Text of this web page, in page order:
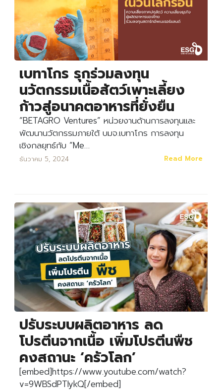
เบทาโกร รุกร่วมลงทุน
นวัตกรรมเนื้อสัตว์เพาะเลี้ยง
ก้าวสู่อนาคตอาหารที่ยั่งยืน
“BETAGRO Ventures” หน่วยงานด้านการลงทุนและ
พัฒนานวัตกรรมภายใต้ บมจ.เบทาโกร การลงทุน
เชิงกลยุทธ์กับ “Me…
ธันวาคม 5, 2024 Read More
ปรับระบบผลิตอาหาร ลด
โปรตีนจากเนื้อ เพิ่มโปรตีนพืช
คงสถานะ ‘ครัวโลก’
[embed]https://www.youtube.com/watch?
v=9WBSdPTIykQ[/embed]